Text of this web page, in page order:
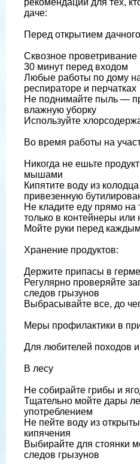
рекомендации для тех,
даче:
Перед открытием
Сквозное
30 минут перед входом
Любые работы по дому
респираторе и перчатках
Не поднимайте пыль —
влажную уборку
Используйте
Во время работы на
Никогда не ешьте
мышами
Кипятите воду из
привезенную
Не кладите еду прямо
только в контейнеры или
Мойте руки перед
Хранение продуктов:
Держите припасы в
Регулярно проверяйте
следов грызунов
Выбрасывайте все, до
Меры профилактики в
Для любителей походов
В лесу
Не собирайте грибы и
Тщательно мойте дары
употреблением
Не пейте воду из
кипячения
Выбирайте для стоянки
следов грызунов